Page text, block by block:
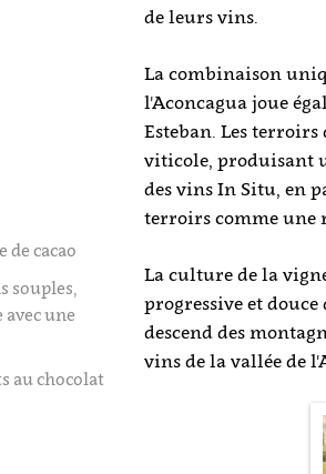
de leurs vins.
La combinaison
l'Aconcagua joue
Esteban. Les
viticole, produisant
des vins In Situ, en
terroirs comme une
La culture de la
progressive et
descend des
vins de la vallée de
de cacao
souples,
une
au chocolat